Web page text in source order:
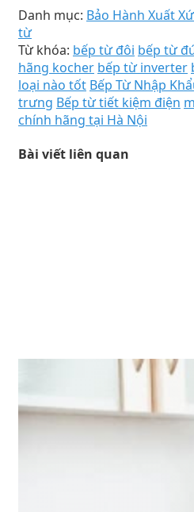
Danh mục: Bảo Hành Xuất
từ
Từ khóa: bếp từ đôi bếp từ
hãng kocher bếp từ inverter
loại nào tốt Bếp Từ Nhập
trưng Bếp từ tiết kiệm điện
chính hãng tại Hà Nội
Bài viết liên quan